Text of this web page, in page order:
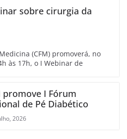
sobre cirurgia da
(CFM) promoverá, no
às 17h, o I Webinar de
promove I Fórum
de Pé Diabético
2026